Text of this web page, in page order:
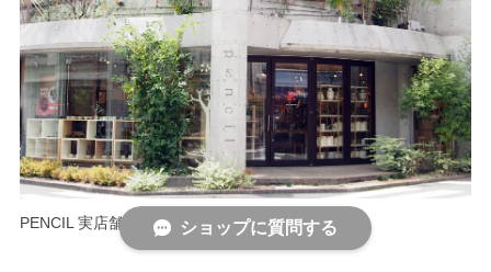
PENCIL 実店舗情報 ショップに質問する